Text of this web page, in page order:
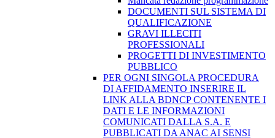
DOCUMENTI SUL SISTEMA DI
QUALIFICAZIONE
GRAVI ILLECITI
PROFESSIONALI
PROGETTI DI INVESTIMENTO
PUBBLICO
PER OGNI SINGOLA PROCEDURA
DI AFFIDAMENTO INSERIRE IL
LINK ALLA BDNCP CONTENENTE I
DATI E LE INFORMAZIONI
COMUNICATI DALLA S.A. E
PUBBLICATI DA ANAC AI SENSI